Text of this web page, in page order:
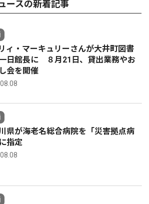
ースの新着記事
ィ・マーキュリーさんが大井町図書
日館長に ８月21日、貸出業務やお
会を開催
県が海老名総合病院を「災害拠点病
指定